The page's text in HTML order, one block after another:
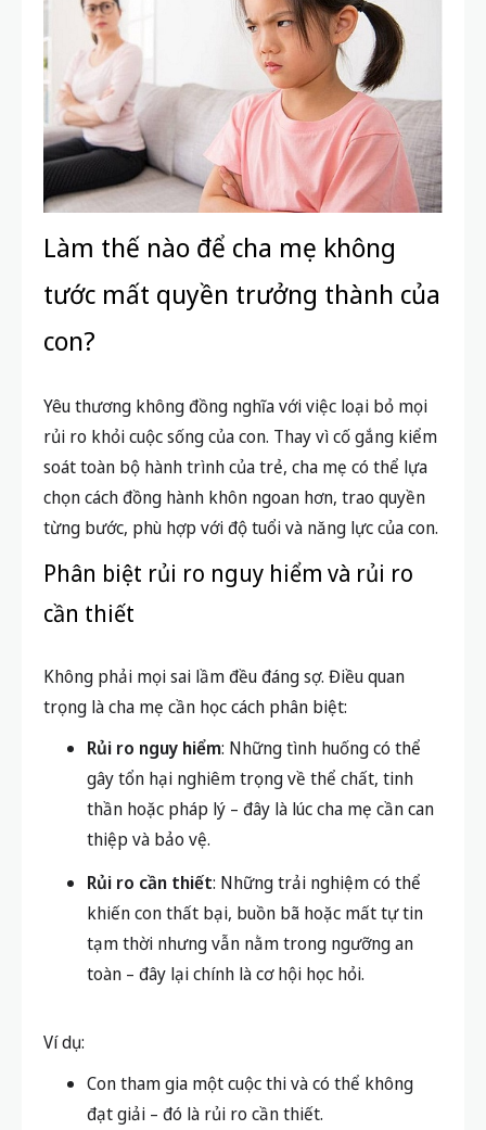
Làm thế nào để cha mẹ không
tước mất quyền trưởng thành của
con?
Yêu thương không đồng nghĩa với việc loại bỏ mọi
rủi ro khỏi cuộc sống của con. Thay vì cố gắng kiểm
soát toàn bộ hành trình của trẻ, cha mẹ có thể lựa
chọn cách đồng hành khôn ngoan hơn, trao quyền
từng bước, phù hợp với độ tuổi và năng lực của con.
Phân biệt rủi ro nguy hiểm và rủi ro
cần thiết
Không phải mọi sai lầm đều đáng sợ. Điều quan
trọng là cha mẹ cần học cách phân biệt:
Rủi ro nguy hiểm: Những tình huống có thể
gây tổn hại nghiêm trọng về thể chất, tinh
thần hoặc pháp lý – đây là lúc cha mẹ cần can
thiệp và bảo vệ.
Rủi ro cần thiết: Những trải nghiệm có thể
khiến con thất bại, buồn bã hoặc mất tự tin
tạm thời nhưng vẫn nằm trong ngưỡng an
toàn – đây lại chính là cơ hội học hỏi.
Ví dụ:
Con tham gia một cuộc thi và có thể không
đạt giải – đó là rủi ro cần thiết.